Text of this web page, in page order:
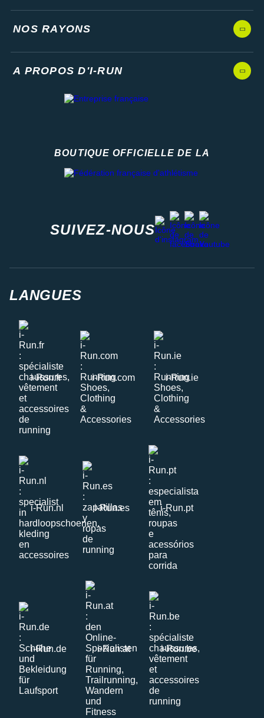
NOS RAYONS
A PROPOS D'I-RUN
BOUTIQUE OFFICIELLE DE LA
SUIVEZ-NOUS
instagram
facebook
stravayoutube
LANGUES
i-Run.fr i-Run.com i-Run.ie
i-Run.nl i-Run.es i-Run.pt
i-Run.de i-Run.at i-Run.be